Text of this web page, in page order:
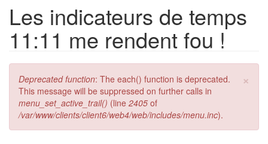
Les indicateurs de temps
11:11 me rendent fou !
×
Error
message
Deprecated function: The each() function is deprecated.
This message will be suppressed on further calls in
menu_set_active_trail() (line 2405 of
/var/www/clients/client6/web4/web/includes/menu.inc).